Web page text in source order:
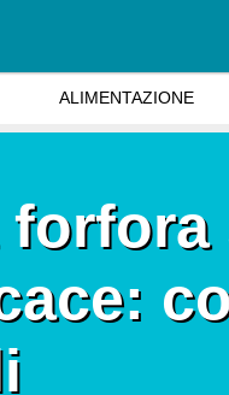
ALIMENTAZIONE